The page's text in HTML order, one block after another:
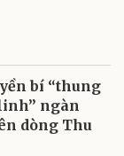
bí “thung
ngàn
dòng Thu